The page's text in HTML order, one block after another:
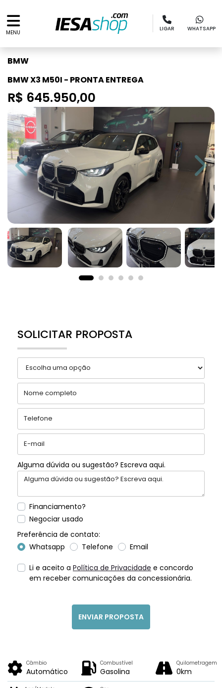
MENU
LIGAR WHATSAPP
BMW
BMW X3 M50I - PRONTA ENTREGA
R$ 645.950,00
Previous Next
SOLICITAR PROPOSTA
Alguma dúvida ou sugestão? Escreva aqui.
Financiamento?
Negociar usado
Preferência de contato:
Whatsapp
Telefone Email
Li e aceito a Política de Privacidade e concordo
em receber comunicações da concessionária.
ENVIAR PROPOSTA
Câmbio
Automático
Combustível
Gasolina
Quilometragem
0km